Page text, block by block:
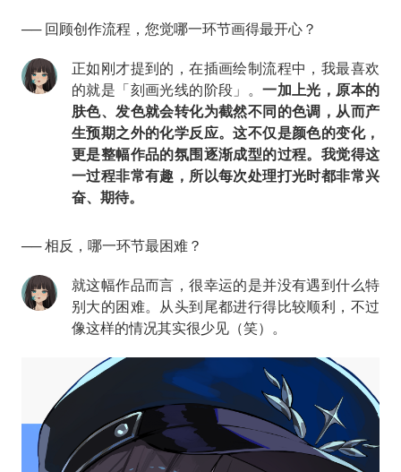
── 回顾创作流程，您觉哪一环节画得最开心？
正如刚才提到的，在插画绘制流程中，我最喜欢
的就是「刻画光线的阶段」。一加上光，原本的
肤色、发色就会转化为截然不同的色调，从而产
生预期之外的化学反应。这不仅是颜色的变化，
更是整幅作品的氛围逐渐成型的过程。我觉得这
一过程非常有趣，所以每次处理打光时都非常兴
奋、期待。
── 相反，哪一环节最困难？
就这幅作品而言，很幸运的是并没有遇到什么特
别大的困难。从头到尾都进行得比较顺利，不过
像这样的情况其实很少见（笑）。